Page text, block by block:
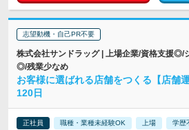
志望動機・自己PR不要
株式会社サンドラッグ | 上場企業/資格支援◎/
◎/残業少なめ
お客様に選ばれる店舗をつくる【店舗
120日
正社員 職種・業種未経験OK 上場 学歴